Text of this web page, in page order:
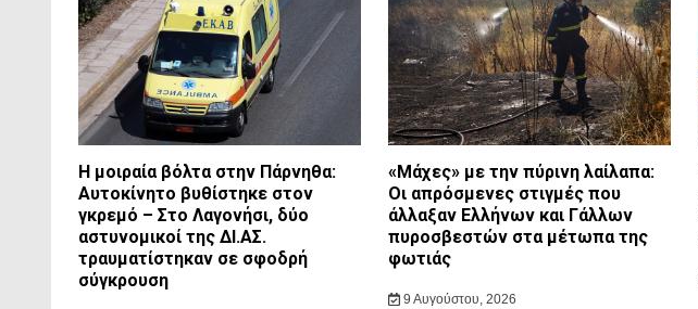
Η μοιραία βόλτα στην Πάρνηθα:
Αυτοκίνητο βυθίστηκε στον
γκρεμό – Στο Λαγονήσι, δύο
αστυνομικοί της ΔΙ.ΑΣ.
τραυματίστηκαν σε σφοδρή
σύγκρουση
«Μάχες» με την πύρινη λαίλαπα:
Οι απρόσμενες στιγμές που
άλλαξαν Ελλήνων και Γάλλων
πυροσβεστών στα μέτωπα της
φωτιάς
9 Αυγούστου, 2026